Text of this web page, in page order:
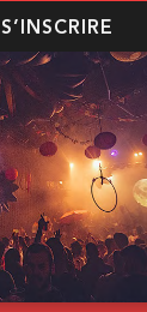
S’INSCRIRE